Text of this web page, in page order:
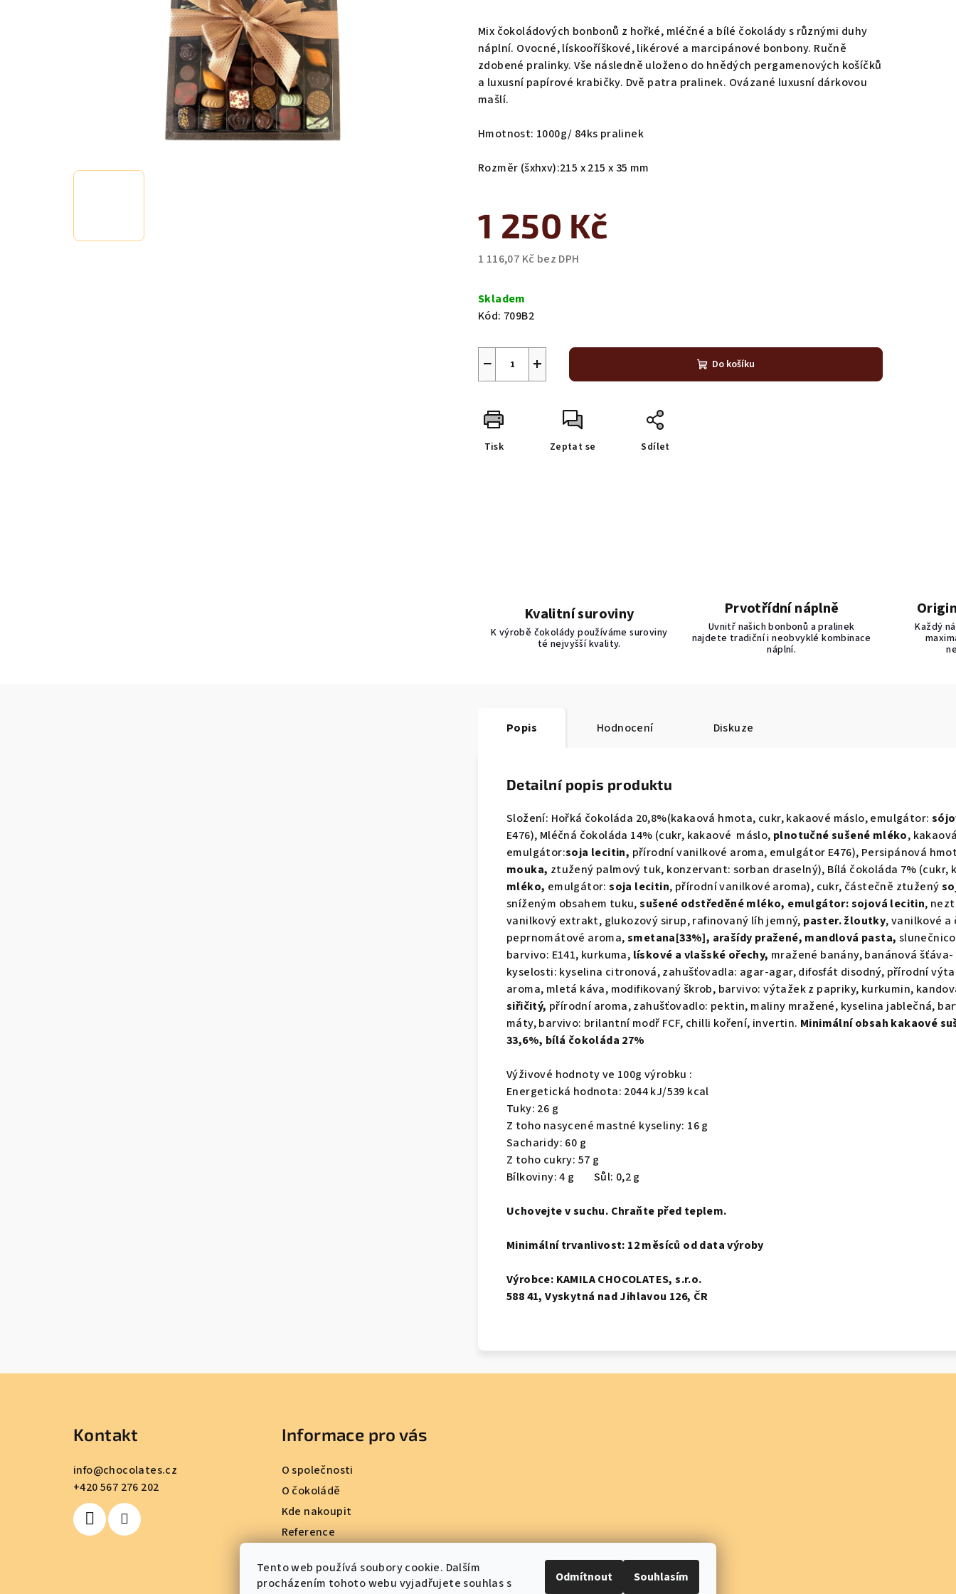
Tento web používá soubory cookie. Dalším
procházením tohoto webu vyjadřujete souhlas s
Odmítnout Souhlasím
produktu
je
0,0
Mix čokoládových bonbonů z hořké, mléčné a bílé čokolády s různými duhy
náplní. Ovocné, lískooříškové, likérové a marcipánové bonbony. Ručně
zdobené pralinky. Vše následně uloženo do hnědých pergamenových košíčků
a luxusní papírové krabičky. Dvě patra pralinek. Ovázané luxusní dárkovou
mašlí.
Hmotnost: 1000g/ 84ks pralinek
Rozměr (šxhxv):215 x 215 x 35 mm
1 250 Kč
1 116,07 Kč bez DPH
cena:
Skladem
Kód: 709B2
+
− Do košíku
Tisk Zeptat se Sdílet
Kvalitní suroviny
K výrobě čokolády používáme suroviny
té nejvyšší kvality.
Prvotřídní náplně
Uvnitř našich bonbonů a pralinek
najdete tradiční i neobvyklé kombinace
náplní.
Každý
Popis Hodnocení Diskuze
Detailní popis produktu
Složení: Hořká čokoláda 20,8%(kakaová hmota, cukr, kakaové máslo, emulgátor:
E476), Mléčná čokoláda 14% (cukr, kakaové máslo, plnotučnésušené mléko,
emulgátor:soja lecitin, přírodní vanilkové aroma, emulgátor E476), Persipánová
mouka, ztužený palmový tuk, konzervant: sorban draselný), Bílá čokoláda 7% (cukr,
mléko, emulgátor:soja lecitin, přírodní vanilkové aroma), cukr, částečně ztužený
sníženým obsahem tuku,sušené odstředěné mléko, emulgátor: sojová lecitin,
vanilkový extrakt, glukozový sirup, rafinovaný líh jemný, paster. žloutky, vanilkové a
peprnomátové aroma,smetana[33%], arašídy pražené, mandlová pasta,
barvivo: E141, kurkuma, lískové a vlašské ořechy, mražené banány, banánová
kyselosti: kyselina citronová, zahušťovadla: agar-agar, difosfát disodný, přírodní
aroma, mletá káva, modifikovaný škrob, barvivo: výtažek z papriky, kurkumin,
siřičitý, přírodní aroma, zahušťovadlo: pektin, maliny mražené, kyselina jablečná,
máty, barvivo: brilantní modř FCF, chilli koření, invertin. Minimální obsah kakaové
33,6%, bílá čokoláda 27%
Výživové hodnoty ve 100g výrobku :
Energetická hodnota: 2044 kJ/539 kcal
Tuky: 26 g
Z toho nasycené mastné kyseliny: 16 g
Sacharidy: 60 g
Z toho cukry: 57 g
Bílkoviny: 4 g Sůl: 0,2 g
Uchovejte v suchu. Chraňte před teplem.
Minimální trvanlivost: 12 měsíců od data výroby
Výrobce: KAMILA CHOCOLATES, s.r.o.
588 41, Vyskytná nad Jihlavou 126, ČR
Kontakt
info@chocolates.cz
+420 567 276 202
Informace pro vás
O společnosti
O čokoládě
Kde nakoupit
Reference
Podmínky ochrany osobních údajů